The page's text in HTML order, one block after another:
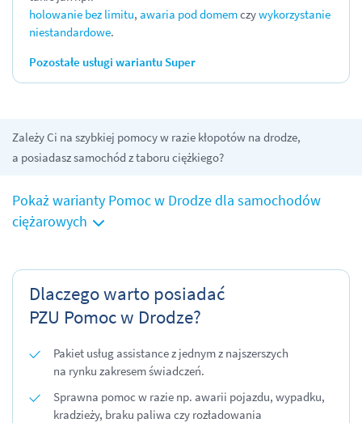
holowanie bez limitu, awaria pod domemczywykorzystanie
niestandardowe.
Pozostałe usługi wariantu Super
Zależy Ci na szybkiej pomocy w razie kłopotów na drodze,
a posiadasz samochód z taboru ciężkiego?
Pokaż warianty Pomoc w Drodze dla samochodów
ciężarowych
Dlaczego warto posiadać
PZU Pomoc w Drodze?
Pakiet usług assistance z jednym z najszerszych
na rynku zakresem świadczeń.
Sprawna pomoc w razie np. awarii pojazdu, wypadku,
kradzieży, braku paliwa czy rozładowania